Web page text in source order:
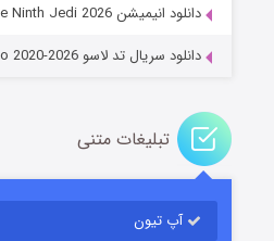
دانلود انیمیشن Star Wars: The Ninth Jedi 2026
دانلود سریال تد لاسو Ted Lasso 2020-2026
تبلیغات متنی
آپ تیون